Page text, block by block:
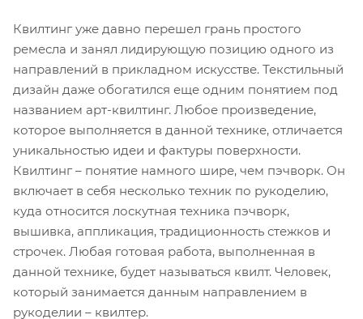
Квилтинг уже давно перешел грань простого
ремесла и занял лидирующую позицию одного из
направлений в прикладном искусстве. Текстильный
дизайн даже обогатился еще одним понятием под
названием арт-квилтинг. Любое произведение,
которое выполняется в данной технике, отличается
уникальностью идеи и фактуры поверхности.
Квилтинг – понятие намного шире, чем пэчворк. Он
включает в себя несколько техник по рукоделию,
куда относится лоскутная техника пэчворк,
вышивка, аппликация, традиционность стежков и
строчек. Любая готовая работа, выполненная в
данной технике, будет называться квилт. Человек,
который занимается данным направлением в
рукоделии – квилтер.